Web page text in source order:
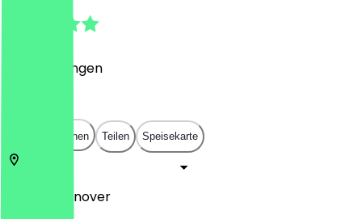
Bewertungen
In App öffnen Teilen Speisekarte
Hannover